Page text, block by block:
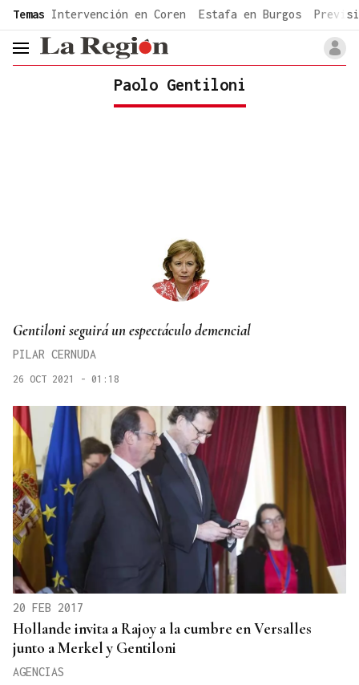
common.go-to-content
Temas Intervención en Coren Estafa en Burgos
header.menu.open
Paolo Gentiloni
Gentiloni seguirá un espectáculo demencial
PILAR CERNUDA
26 OCT 2021 - 01:18
20 FEB 2017
Hollande invita a Rajoy a la cumbre en Versalles
junto a Merkel y Gentiloni
AGENCIAS